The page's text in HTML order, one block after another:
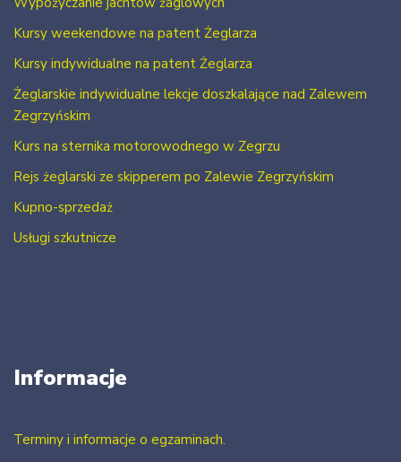
Kursy weekendowe na patent Żeglarza
Kursy indywidualne na patent Żeglarza
Żeglarskie indywidualne lekcje doszkalające nad Zalewem
Zegrzyńskim
Kurs na sternika motorowodnego w Zegrzu
Rejs żeglarski ze skipperem po Zalewie Zegrzyńskim
Kupno-sprzedaż
Usługi szkutnicze
Informacje
Terminy i informacje o egzaminach.